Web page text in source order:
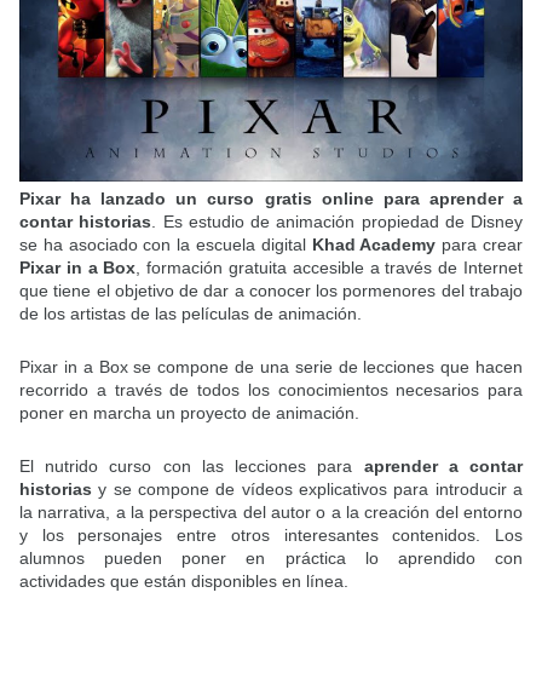
Pixar ha lanzado un curso gratis online para aprender a
contar historias. Es estudio de animación propiedad de Disney
se ha asociado con la escuela digital Khad Academy para crear
Pixar in a Box, formación gratuita accesible a través de Internet
que tiene el objetivo de dar a conocer los pormenores del trabajo
de los artistas de las películas de animación.
Pixar in a Box se compone de una serie de lecciones que hacen
recorrido a través de todos los conocimientos necesarios para
poner en marcha un proyecto de animación.
El nutrido curso con las lecciones para aprender a contar
historias y se compone de vídeos explicativos para introducir a
la narrativa, a la perspectiva del autor o a la creación del entorno
y los personajes entre otros interesantes contenidos. Los
alumnos pueden poner en práctica lo aprendido con
actividades que están disponibles en línea.